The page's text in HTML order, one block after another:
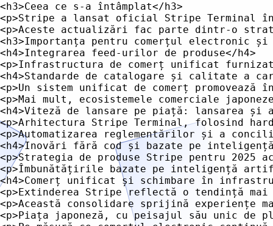
<h3>Ceea ce s-a întâmplat</h3>
<p>Stripe a lansat oficial Stripe Terminal
<p>Aceste actualizări fac parte dintr-o
<h3>Importanța pentru comerțul electronic
<h4>Integrarea feed-urilor de produse</h4>
<p>Infrastructura de comerț unificat
<h4>Standarde de catalogare și calitate a
<p>Un sistem unificat de comerț
<p>Mai mult, ecosistemele comerciale
<h4>Viteză de lansare pe piață: lansarea și
<p>Arhitectura Stripe Terminal, folosind
<p>Automatizarea reglementărilor și a
<h4>Inovări fără cod și bazate pe
<p>Strategia de produse Stripe pentru
<p>Îmbunătățirile bazate pe inteligență
<h4>Comerț unificat și schimbare în
<p>Extinderea Stripe reflectă o tendință
<p>Această consolidare sprijină
<p>Piața japoneză, cu peisajul său unic